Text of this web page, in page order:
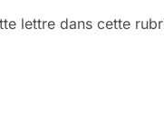
lettre dans cette